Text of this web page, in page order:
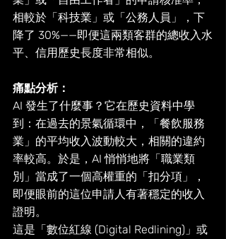
相較於「科技業」或「公務人員」，下
降了 30%——即便這兩類客群的總收入水
平、信用歷史長度非常相似。
痛點分析：
AI 發生了什麼事？它在歷史資料中學
到：在過去的景氣循環中，「餐飲服務
業」的平均收入波動較大，相關的違約
率較高。於是，AI 悄悄地將「職業類
別」當成了一個高權重的「扣分項」，
即便眼前的這位申請人有著穩定的收入
證明。
這是「數位紅線 (Digital Redlining)」或